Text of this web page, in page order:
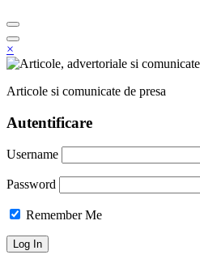
×
Articole si comunicate de presa
Autentificare
Username
Password
Remember Me